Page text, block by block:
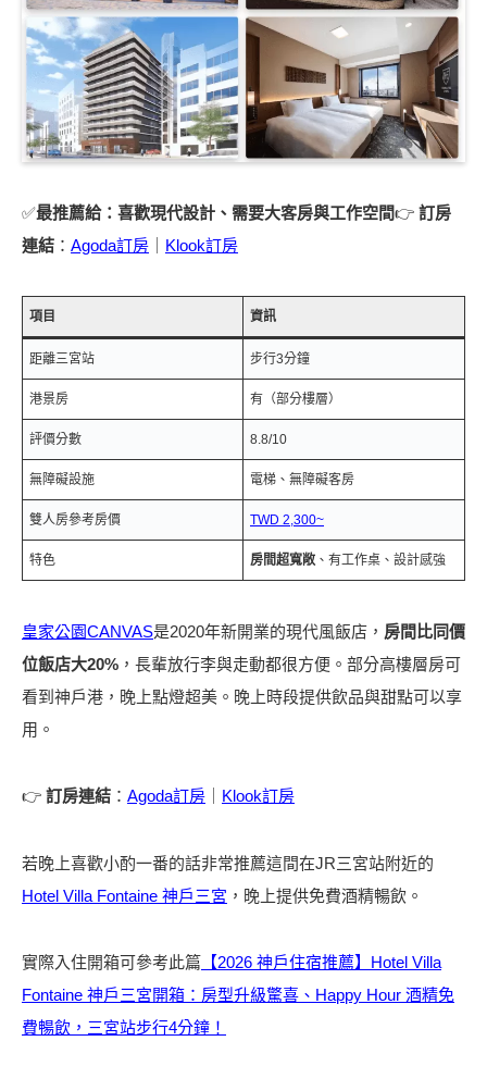
✅最推薦給：喜歡現代設計、需要大客房與工作空間👉 訂房
連結 ： Agoda訂房 Klook訂房
項目 資訊
距離三宮站 步行3分鐘
港景房 有（部分樓層）
評價分數 8.8/10
無障礙設施 電梯、無障礙客房
雙人房參考房價 TWD 2,300~
特色 房間超寬敞 、有工作桌、設計感強
皇家公園CANVAS是2020年新開業的現代風飯店， 房間比同價
位飯店大20% ，長輩放行李與走動都很方便。部分高樓層房可
看到神戶港，晚上點燈超美。晚上時段提供飲品與甜點可以享
用。
👉 訂房連結 ： Agoda訂房 Klook訂房
若晚上喜歡小酌一番的話非常推薦這間在JR三宮站附近的
Hotel Villa Fontaine 神戶三宮 ，晚上提供免費酒精暢飲。
實際入住開箱可參考此篇 【2026 神戶住宿推薦】Hotel Villa
Fontaine 神戶三宮開箱：房型升級驚喜、Happy Hour 酒精免
費暢飲，三宮站步行4分鐘！